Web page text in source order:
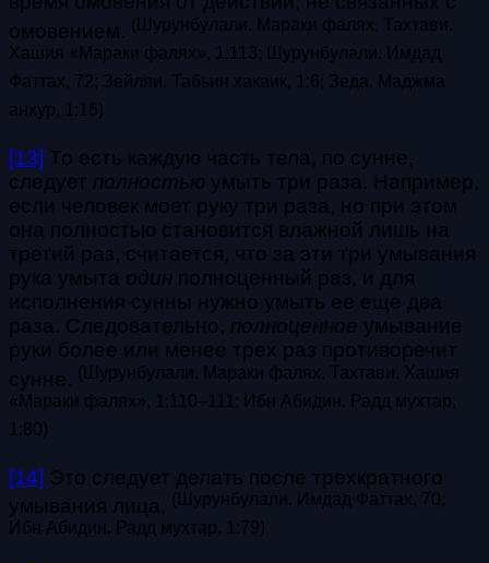
омовением. (Шурунбулали. Мараки фалях, Тахтави.
Хашия «Мараки фалях», 1:113; Шурунбулали. Имдад
Фаттах, 72; Зейляи. Табьин хакаик, 1:6; Зеда. Маджма
анхур, 1:16)
[13] То есть каждую часть тела, по сунне,
следует полностью умыть три раза. Например,
если человек моет руку три раза, но при этом
она полностью становится влажной лишь на
третий раз, считается, что за эти три умывания
рука умыта один полноценный раз, и для
исполнения сунны нужно умыть ее еще два
раза. Следовательно, полноценное умывание
руки более или менее трех раз противоречит
сунне. (Шурунбулали. Мараки фалях, Тахтави. Хашия
«Мараки фалях», 1:110–111; Ибн Абидин. Радд мухтар,
1:80)
[14] Это следует делать после трехкратного
умывания лица. (Шурунбулали. Имдад Фаттах, 70;
Ибн Абидин. Радд мухтар, 1:79)